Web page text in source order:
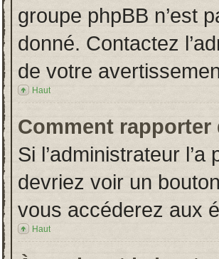
groupe phpBB n’est
donné. Contactez
de votre
Haut
Comment rapporter
Si l’administrateur
devriez voir un
vous accéderez aux
Haut